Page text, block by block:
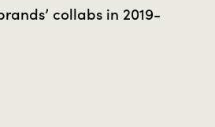
collabs in 2019-